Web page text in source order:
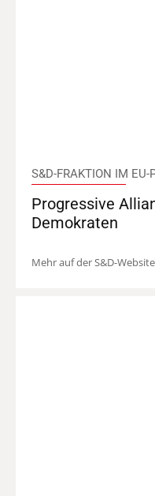
S&D-FRAKTION IM EU-
Progressive
Demokraten
Mehr auf der S&D-Website